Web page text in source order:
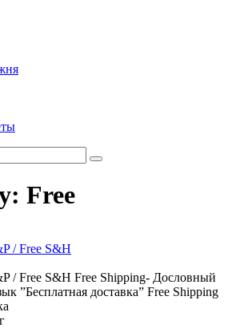
Free
/ Free S&H
/ Free S&H Free Shipping- Дословный
”Бесплатная доставка” Free Shipping